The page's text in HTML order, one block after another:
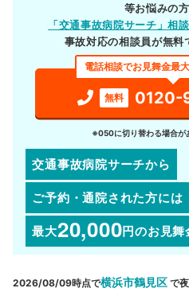
等お悩みの方
「交通事故病院サーチ」相
事故対応の相談員が無料
電話相談でお見舞金最
無料 0120-
※050に切り替わる場合が
交通事故病院サーチから
ご予約・通院された方には
最大20,000円のお見舞
2026/08/09時点で横浜市鶴見区 で